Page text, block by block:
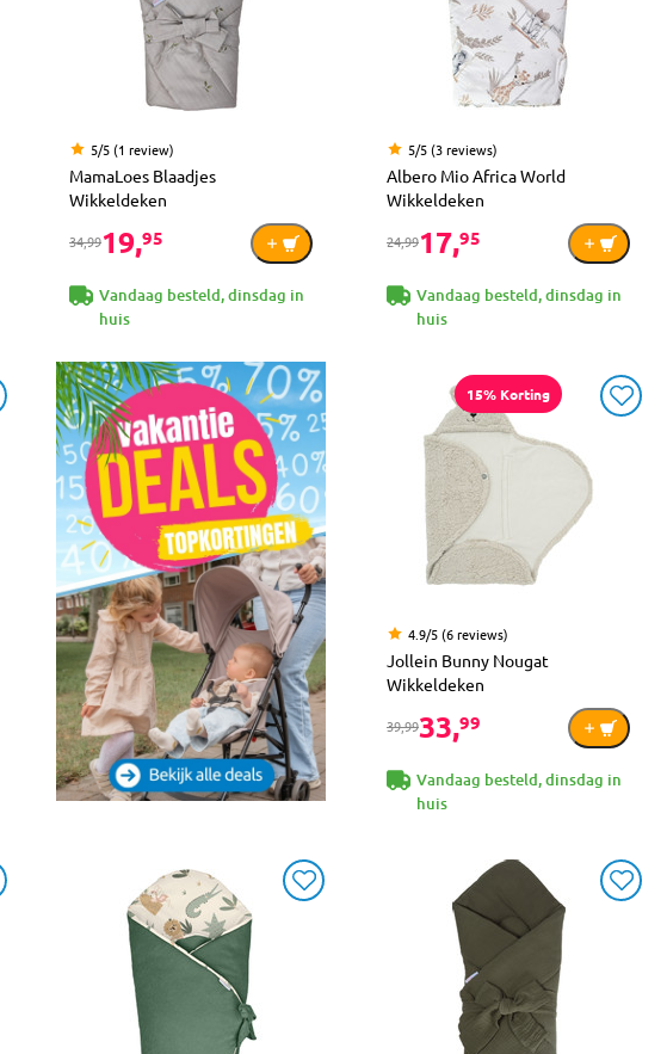
5/5 (1 review)
MamaLoes Blaadjes
Wikkeldeken
34,9919,95
Vandaag besteld, dinsdag in
huis
5/5 (3 reviews)
Albero Mio Africa World
Wikkeldeken
24,9917,95
Vandaag besteld, dinsdag in
huis
15% Korting
4.9/5 (6 reviews)
Jollein Bunny Nougat
Wikkeldeken
39,9933,99
Vandaag besteld, dinsdag in
huis